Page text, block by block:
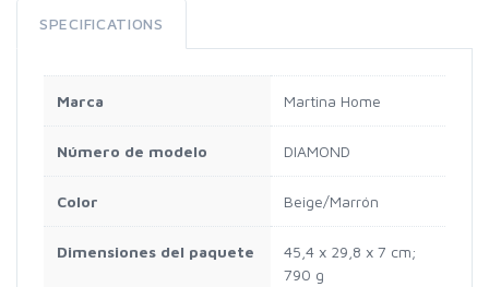
SPECIFICATIONS
Marca ‎Martina Home
Número de modelo ‎DIAMOND
Color ‎Beige/Marrón
Dimensiones del paquete
‎45,4 x 29,8 x 7 cm;
790 g